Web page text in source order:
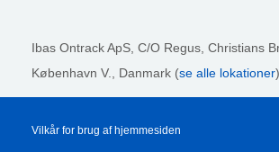
Ibas Ontrack ApS, C/O Regus, Christians
København V., Danmark (se alle lokationer)
Vilkår for brug af hjemmesiden